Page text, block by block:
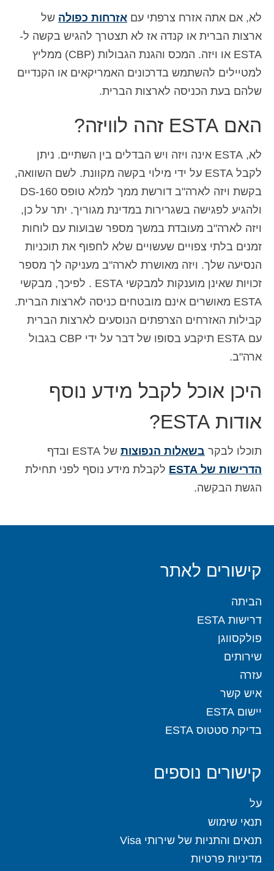
לא, אם אתה אזרח צרפתי עם אזרחות כפולה של
ארצות הברית או קנדה אז לא תצטרך להגיש בקשה ל-
ESTA או ויזה. המכס והגנת הגבולות (CBP) ממליץ
למטיילים להשתמש בדרכונים האמריקאים או הקנדיים
שלהם בעת הכניסה לארצות הברית.
האם ESTA זהה לוויזה?
לא, ESTA אינה ויזה ויש הבדלים בין השתיים. ניתן
לקבל ESTA על ידי מילוי בקשה מקוונת. לשם השוואה,
בקשת ויזה לארה"ב דורשת ממך למלא טופס DS-160
ולהגיע לפגישה בשגרירות במדינת מגוריך. יתר על כן,
ויזה לארה"ב מעובדת במשך מספר שבועות עם לוחות
זמנים בלתי צפויים שעשויים שלא לחפוף את תוכניות
הנסיעה שלך. ויזה מאושרת לארה"ב מעניקה לך מספר
זכויות שאינן מוענקות למבקשי ESTA . לפיכך, מבקשי
ESTA מאושרים אינם מובטחים כניסה לארצות הברית.
קבילות האזרחים הצרפתים הנוסעים לארצות הברית
עם ESTA תיקבע בסופו של דבר על ידי CBP בגבול
ארה"ב.
היכן אוכל לקבל מידע נוסף
אודות ESTA?
תוכלו לבקר בשאלות הנפוצות של ESTA ובדף
הדרישות של ESTA
לקבלת מידע נוסף לפני תחילת
הגשת הבקשה.
קישורים לאתר
הביתה
דרישות ESTA
פולקסווגן
שירותים
עזרה
איש קשר
יישום ESTA
בדיקת סטטוס ESTA
קישורים נוספים
על
תנאי שימוש
תנאים והתניות של שירותי Visa
מדיניות פרטיות